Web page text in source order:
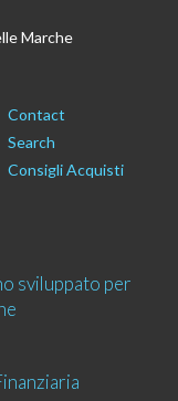
Marche
Contact
Search
Consigli Acquisti
sviluppato per